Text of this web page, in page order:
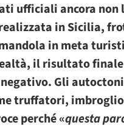
ufficiali ancora non
in Sicilia,
in meta
il risultato
Gli
truffatori,
perché «questa